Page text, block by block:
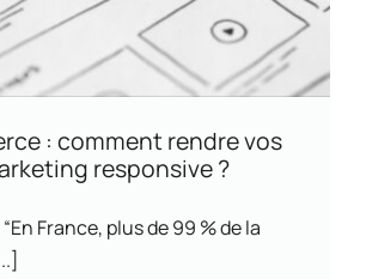
: comment rendre vos
responsive ?
France, plus de 99 % de la